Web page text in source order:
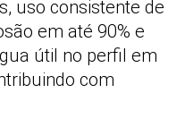
uso consistente de
em até 90% e
útil no perfil em
com